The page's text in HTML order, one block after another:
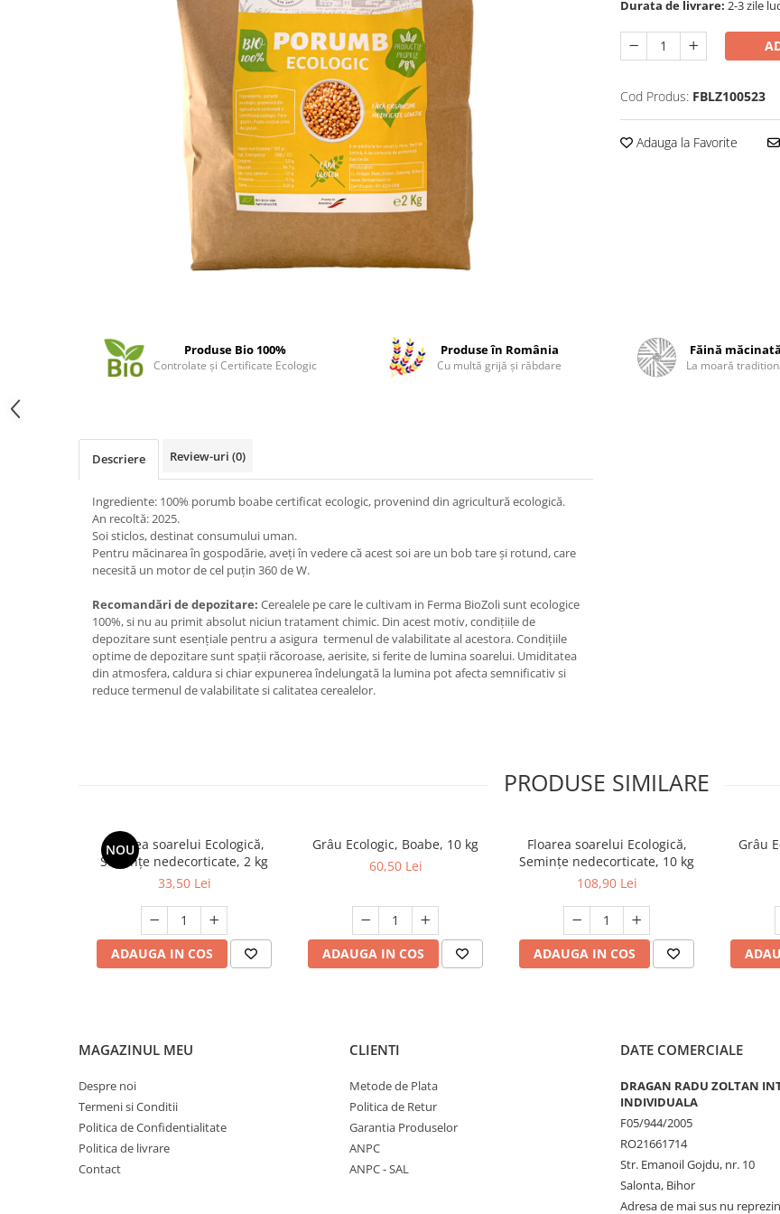
Durata de livrare: 2-3 zile
Cod Produs: FBLZ100523
Adauga la Favorite
Produse Bio 100%
Controlate și Certificate Ecologic
Produse în România
Cu multă grijă și răbdare
Făină
La moară
Descriere Review-uri (0)
Ingrediente: 100% porumb boabe certificat ecologic, provenind din agricultură ecologică.
An recoltă: 2025.
Soi sticlos, destinat consumului uman.
Pentru măcinarea în gospodărie, aveți în vedere că acest soi are un bob tare și rotund, care
necesită un motor de cel puțin 360 de W.
Recomandări de depozitare: Cerealele pe care le cultivam in Ferma BioZoli sunt ecologice
100%, si nu au primit absolut niciun tratament chimic. Din acest motiv, condițiile de
depozitare sunt esențiale pentru a asigura termenul de valabilitate al acestora. Condițiile
optime de depozitare sunt spații răcoroase, aerisite, si ferite de lumina soarelui. Umiditatea
din atmosfera, caldura si chiar expunerea îndelungată la lumina pot afecta semnificativ si
reduce termenul de valabilitate si calitatea cerealelor.
PRODUSE SIMILARE
NOU
Floarea soarelui Ecologică,
Semințe nedecorticate, 2 kg
33,50 Lei
ADAUGA IN COS
Grâu Ecologic, Boabe, 10 kg
60,50 Lei
ADAUGA IN COS
Floarea soarelui Ecologică,
Semințe nedecorticate, 10 kg
108,90 Lei
ADAUGA IN COS
Grâu
MAGAZINUL MEU
Despre noi
Termeni si Conditii
Politica de Confidentialitate
Politica de livrare
Contact
CLIENTI
Metode de Plata
Politica de Retur
Garantia Produselor
ANPC
ANPC - SAL
DATE COMERCIALE
DRAGAN RADU ZOLTAN
INDIVIDUALA
F05/944/2005
RO21661714
Str. Emanoil Gojdu, nr. 10
Salonta, Bihor
Adresa de mai sus nu